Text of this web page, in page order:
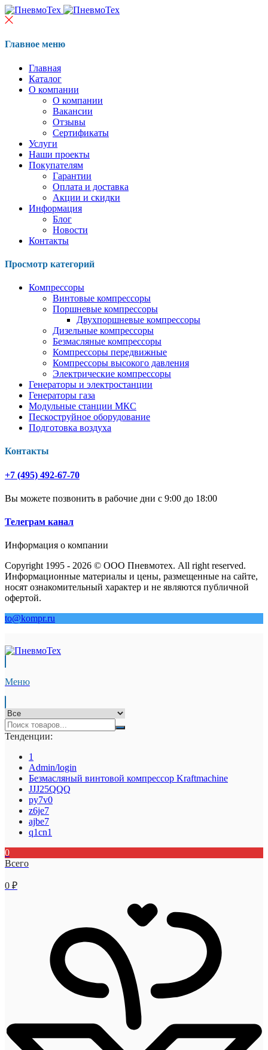
Главное меню
Главная
Каталог
О компании
О компании
Вакансии
Отзывы
Сертификаты
Услуги
Наши проекты
Покупателям
Гарантии
Оплата и доставка
Акции и скидки
Информация
Блог
Новости
Контакты
Просмотр категорий
Компрессоры
Винтовые компрессоры
Поршневые компрессоры
Двухпоршневые компрессоры
Дизельные компрессоры
Безмасляные компрессоры
Компрессоры передвижные
Компрессоры высокого давления
Электрические компрессоры
Генераторы и электростанции
Генераторы газа
Модульные станции МКС
Пескоструйное оборудование
Подготовка воздуха
Контакты
+7 (495) 492-67-70
Вы можете позвонить в рабочие дни с 9:00 до 18:00
Телеграм канал
Информация о компании
Copyright 1995 - 2026 © ООО Пневмотех. All right reserved.
Информационные материалы и цены, размещенные на сайте,
носят ознакомительный характер и не являются публичной
офертой.
to@kompr.ru
Меню
Тенденции:
1
Admin/login
Безмасляный винтовой компрессор Kraftmaсhine
JJJ25QQQ
py7v0
z6je7
ajbe7
q1cn1
0
Всего
0 ₽